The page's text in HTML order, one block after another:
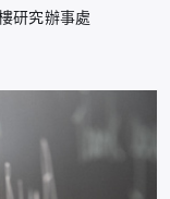
研究辦事處